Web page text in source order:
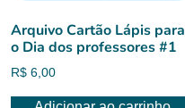
Arquivo Cartão Lápis para
o Dia dos professores #1
R$ 6,00